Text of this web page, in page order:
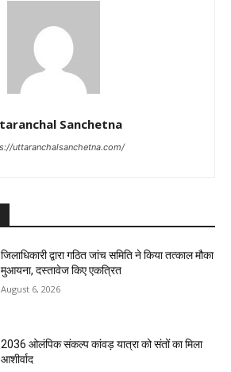
Sanchetna
uttaranchalsanchetna.com/
जिलाधिकारी द्वारा गठित जांच समिति ने किया तत्काल मौका
मुआयना, दस्तावेज किए एकत्रित
August 6, 2026
2036 ओलंपिक संकल्प कांवड़ यात्रा को संतों का मिला
आशीर्वाद